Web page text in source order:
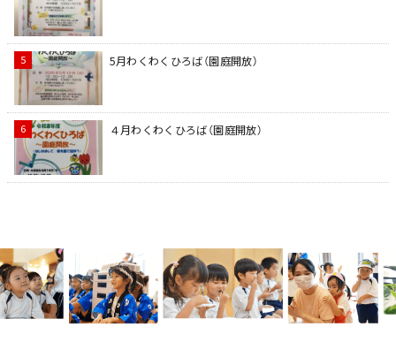
5月わくわくひろば（園庭開放）
４月わくわくひろば（園庭開放）